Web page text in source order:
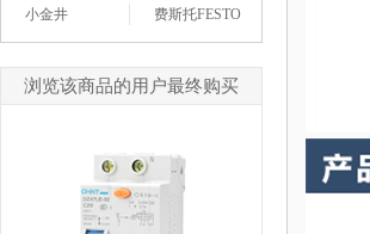
小金井
费斯托FESTO
浏览该商品的用户最终购买